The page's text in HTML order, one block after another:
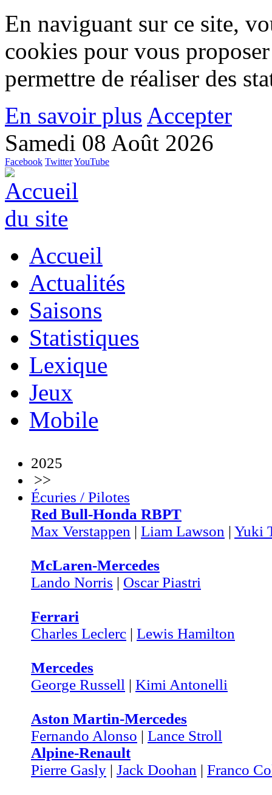
En naviguant sur ce site,
cookies pour vous
permettre de réaliser des
En savoir plus Accepter
Samedi 08 Août 2026
Facebook TwitterYouTube
Accueil
Actualités
Saisons
Statistiques
Lexique
Jeux
Mobile
2025
>>
Écuries / Pilotes
Red Bull-Honda RBPT
Max Verstappen | Liam Lawson | Yuki
McLaren-Mercedes
Lando Norris | Oscar Piastri
Ferrari
Charles Leclerc | Lewis Hamilton
Mercedes
George Russell | Kimi Antonelli
Aston Martin-Mercedes
Fernando Alonso | Lance Stroll
Alpine-Renault
Pierre Gasly | Jack Doohan | Franco